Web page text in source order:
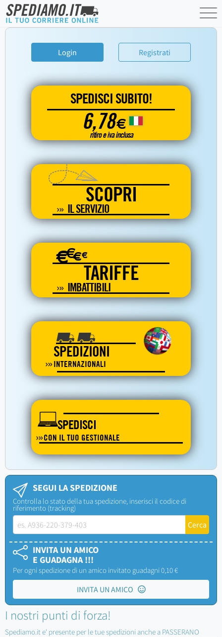
Login Registrati
SPEDISCI SUBITO!
6,78€
ritiro e iva inclusa
SCOPRI
IL SERVIZIO
€€€€
TARIFFE
IMBATTIBILI
SPEDIZIONI
INTERNAZIONALI
SPEDISCI
CON IL TUO GESTIONALE
SEGUI LA SPEDIZIONE
Controlla lo stato della tua spedizione, inserisci il codice di
riferimento (tracking)
INVITA UN AMICO
E GUADAGNA !!!
Per ogni spedizione di un amico invitato guadagni 0,10 €
INVITA UN AMICO
I nostri punti di forza!
Spediamo.it e' presente per le tue spedizioni anche a PASSERANO